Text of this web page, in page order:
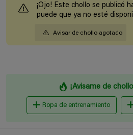
¡Ojo! Este chollo se publicó
puede que ya no esté
Avisar de chollo agotado
¡Avisame de
Ropa de entrenamiento